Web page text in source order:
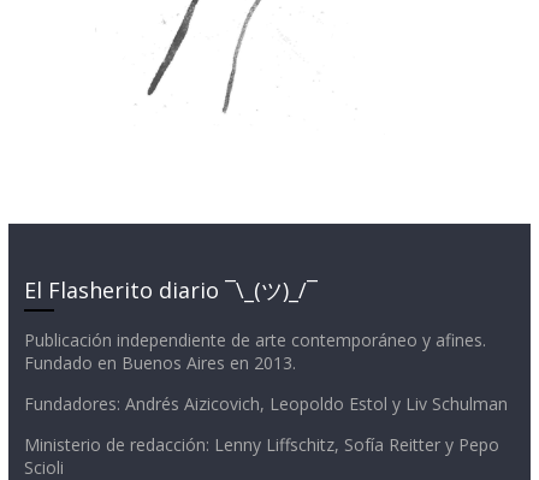
El Flasherito diario ¯\_(ツ)_/¯
Publicación independiente de arte contemporáneo y afines.
Fundado en Buenos Aires en 2013.
Fundadores: Andrés Aizicovich, Leopoldo Estol y Liv Schulman
Ministerio de redacción: Lenny Liffschitz, Sofía Reitter y Pepo
Scioli